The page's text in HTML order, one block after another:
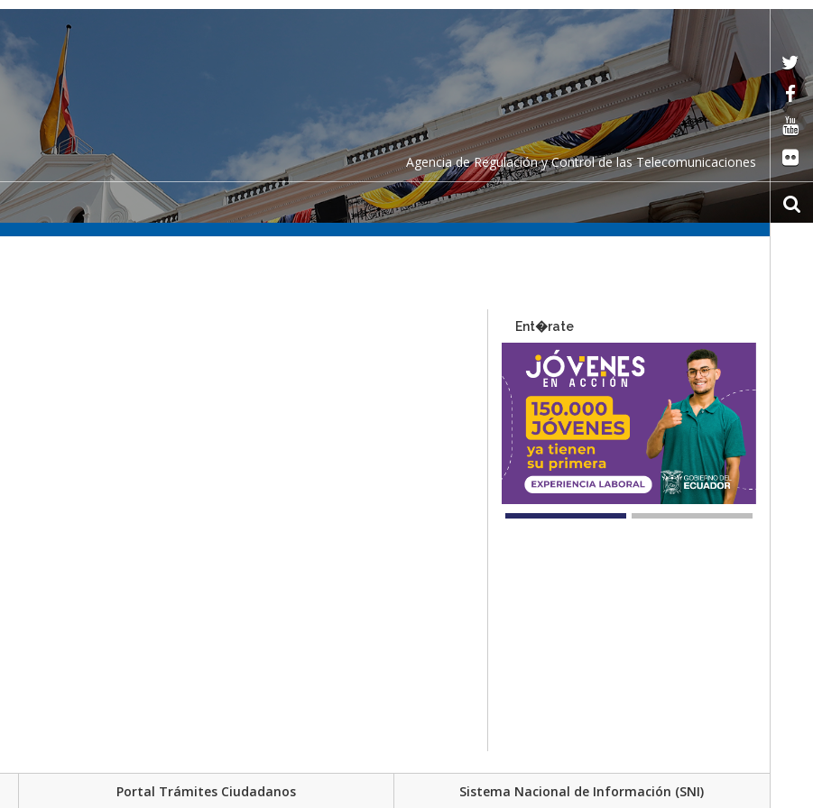
Agencia de Regulación y Control de las Telecomunicaciones
Ent�rate
Portal Trámites Ciudadanos Sistema Nacional de Información (SNI)